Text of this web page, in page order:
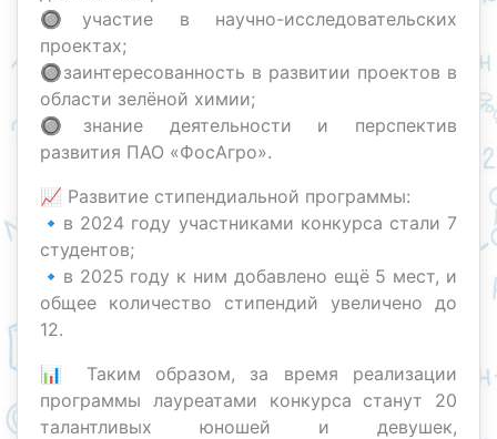
🔘участие в научно-исследовательских
проектах;
🔘заинтересованность в развитии проектов в
области зелёной химии;
🔘знание деятельности и перспектив
развития ПАО «ФосАгро».
📈 Развитие стипендиальной программы:
🔹в 2024 году участниками конкурса стали 7
студентов;
🔹в 2025 году к ним добавлено ещё 5 мест, и
общее количество стипендий увеличено до
12.
📊 Таким образом, за время реализации
программы лауреатами конкурса станут 20
талантливых юношей и девушек,